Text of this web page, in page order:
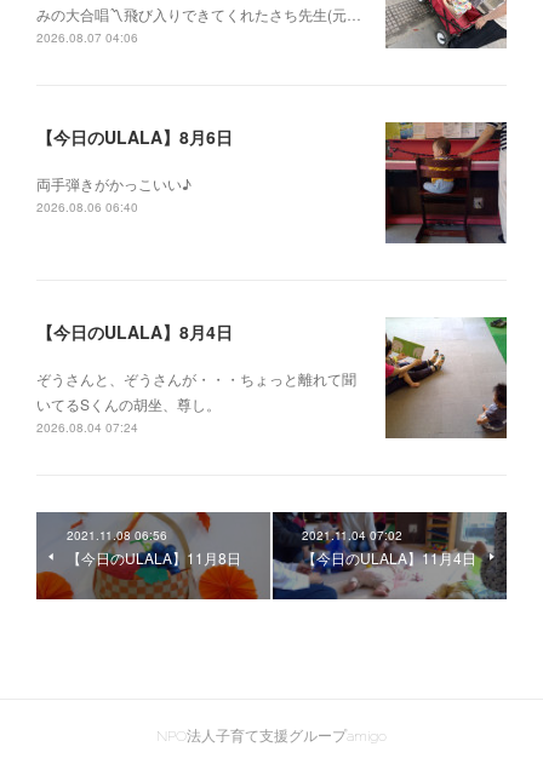
みの大合唱〽飛び入りできてくれたさち先生(元…
2026.08.07 04:06
【今日のULALA】8月6日
両手弾きがかっこいい♪
2026.08.06 06:40
【今日のULALA】8月4日
ぞうさんと、ぞうさんが・・・ちょっと離れて聞
いてるSくんの胡坐、尊し。
2026.08.04 07:24
2021.11.08 06:56
【今日のULALA】11月8日
2021.11.04 07:02
【今日のULALA】11月4日
NPO法人子育て支援グループamigo